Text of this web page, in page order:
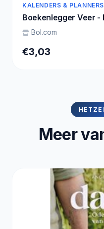
KALENDERS & PLANNERS
Boekenlegger Veer -
Bol.com
€3,03
Meer